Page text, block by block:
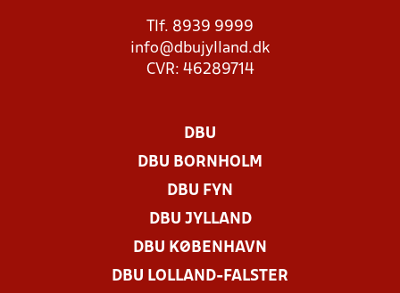
Tlf. 8939 9999
info@dbujylland.dk
CVR: 46289714
DBU
DBU BORNHOLM
DBU FYN
DBU JYLLAND
DBU KØBENHAVN
DBU LOLLAND-FALSTER